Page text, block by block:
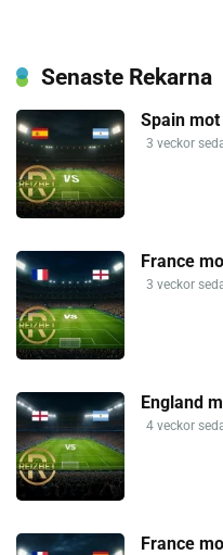
Senaste Rekarna
Spain
3 veckor
France
3 veckor
England
4 veckor
France